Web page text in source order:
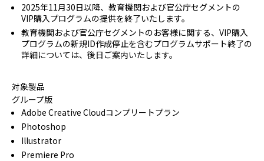
2025年11月30日以降、 教育機関および官公庁セグメントの
VIP購入プログラムの提供を終了いたします。
教育機関および官公庁セグメントのお客様に関する、 VIP購入
プログラムの新規ID作成停止を含むプログラムサポート終了の
詳細については、 後日ご案内いたします。
対象製品
グループ版
Adobe Creative Cloudコンプリートプラン
Photoshop
Illustrator
Premiere Pro